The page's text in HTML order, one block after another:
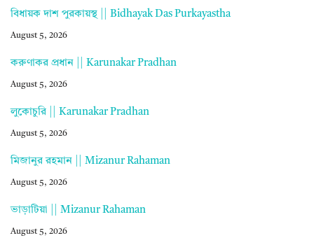
বিধায়ক দাশ পুরকায়স্থ || Bidhayak Das Purkayastha
August 5, 2026
করুণাকর প্রধান || Karunakar Pradhan
August 5, 2026
লুকোচুরি || Karunakar Pradhan
August 5, 2026
মিজানুর রহমান || Mizanur Rahaman
August 5, 2026
ভাড়াটিয়া || Mizanur Rahaman
August 5, 2026